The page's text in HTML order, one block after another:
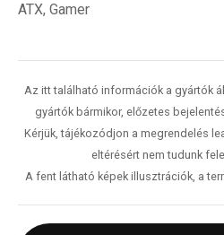
ATX, Gamer
Az itt található információk a gyártók
gyártók bármikor, előzetes
Kérjük, tájékozódjon a megrendelés
eltérésért nem tudunk
A fent látható képek illusztrációk, a